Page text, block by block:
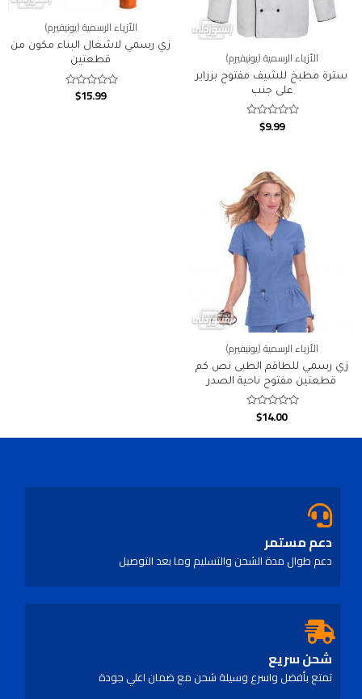
الأزياء الرسمية (يونيفيرم)
سترة مطبخ للشيف مفتوح بزراير
على جنب
Rated
$9.99
الأزياء الرسمية (يونيفيرم)
زي رسمي لاشغال البناء مكون من
قطعتين
Rated
$15.99
الأزياء الرسمية (يونيفيرم)
زي رسمي للطاقم الطبى نص كم
قطعتين مفتوح ناحية الصدر
Rated
$14.00
دعم مستمر
دعم طوال مدة الشحن والتسليم وما بعد التوصيل
شحن سريع
تمتع بأفضل واسرع وسيلة شحن مع ضمان اعلي جودة